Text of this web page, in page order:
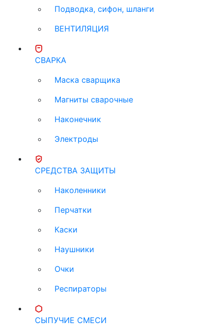
Подводка, сифон, шланги
ВЕНТИЛЯЦИЯ
СВАРКА
Маска сварщика
Магниты сварочные
Наконечник
Электроды
СРЕДСТВА ЗАЩИТЫ
Наколенники
Перчатки
Каски
Наушники
Очки
Респираторы
СЫПУЧИЕ СМЕСИ